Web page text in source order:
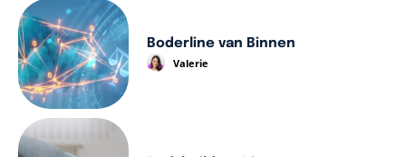
Boderline van Binnen
Valerie